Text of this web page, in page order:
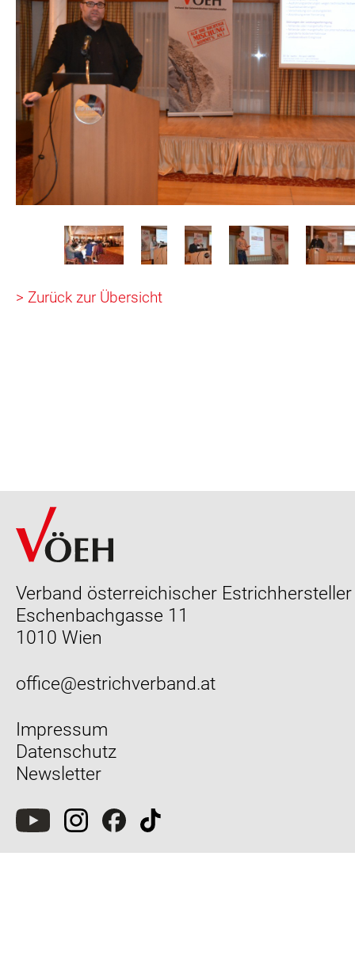
> Zurück zur Übersicht
Verband österreichischer Estrichhersteller
Eschenbachgasse 11
1010 Wien
office@estrichverband.at
Impressum
Datenschutz
Newsletter